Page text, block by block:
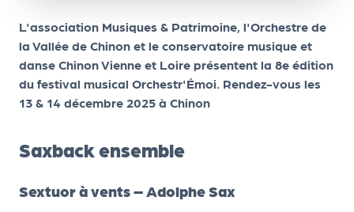
L'association Musiques & Patrimoine, l'Orchestre de
la Vallée de Chinon et le conservatoire musique et
danse Chinon Vienne et Loire présentent la 8e édition
du festival musical Orchestr'Émoi. Rendez-vous les
13 & 14 décembre 2025 à Chinon
Saxback ensemble
Sextuor à vents – Adolphe Sax
G!
N
os
se
rvi
ce
s